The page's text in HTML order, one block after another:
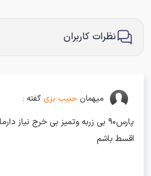
نظرات کاربران
میهمان حبیب بزی گفته :
پارس۹۰ بی زربه وتمیز بی خرج
اقسط باشم